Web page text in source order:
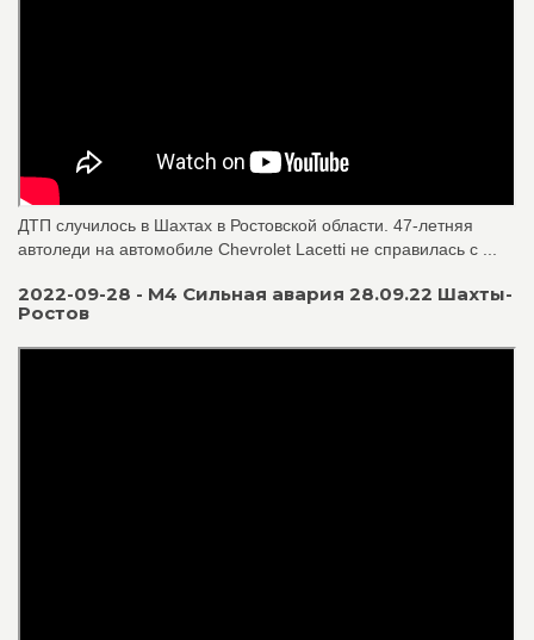
ДТП случилось в Шахтах в Ростовской области. 47-летняя
автоледи на автомобиле Chevrolet Lacetti не справилась с ...
2022-09-28 - М4 Сильная авария 28.09.22 Шахты-
Ростов